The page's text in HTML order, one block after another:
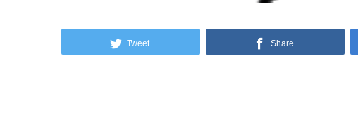
Tweet Share